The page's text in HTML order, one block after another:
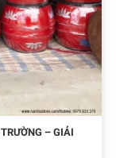
– GIẢI